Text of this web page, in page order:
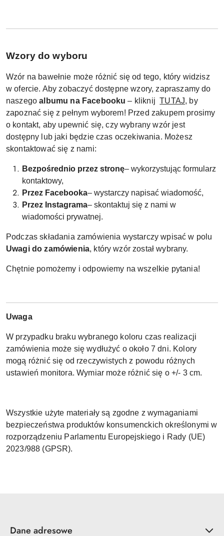
Wzory do wyboru
Wzór na bawełnie może różnić się od tego, który widzisz
w ofercie. Aby zobaczyć dostępne wzory, zapraszamy do
naszegoalbumu na Facebooku – kliknij TUTAJ, by
zapoznać się z pełnym wyborem! Przed zakupem prosimy
o kontakt, aby upewnić się, czy wybrany wzór jest
dostępny lub jaki będzie czas oczekiwania. Możesz
skontaktować się z nami:
Bezpośrednio przez stronę– wykorzystując formularz
kontaktowy,
Przez Facebooka– wystarczy napisać wiadomość,
Przez Instagrama– skontaktuj się z nami w
wiadomości prywatnej.
Podczas składania zamówienia wystarczy wpisać w polu
Uwagi do zamówienia, który wzór został wybrany.
Chętnie pomożemy i odpowiemy na wszelkie pytania!
Uwaga
W przypadku braku wybranego koloru czas realizacji
zamówienia może się wydłużyć o około 7 dni. Kolory
mogą różnić się od rzeczywistych z powodu różnych
ustawień monitora. Wymiar może różnić się o +/- 3 cm.
Wszystkie użyte materiały są zgodne z wymaganiami
bezpieczeństwa produktów konsumenckich określonymi w
rozporządzeniu Parlamentu Europejskiego i Rady (UE)
2023/988 (GPSR).
Dane adresowe